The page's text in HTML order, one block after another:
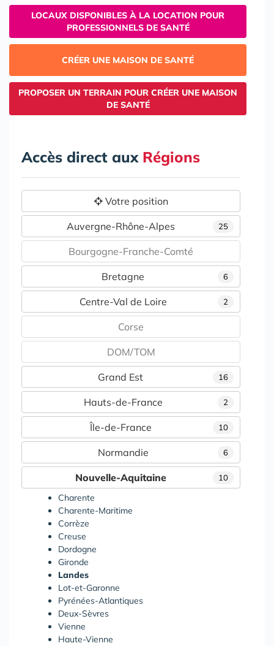
LOCAUX DISPONIBLES À LA LOCATION POUR
PROFESSIONNELS DE SANTÉ
CRÉER UNE MAISON DE SANTÉ
PROPOSER UN TERRAIN POUR CRÉER UNE MAISON
DE SANTÉ
Accès direct aux Régions
Votre position
25
Auvergne-Rhône-Alpes
Bourgogne-Franche-Comté
6
Bretagne
2
Centre-Val de Loire
Corse
DOM/TOM
16
Grand Est
2
Hauts-de-France
10
Île-de-France
6
Normandie
10
Nouvelle-Aquitaine
Charente
Charente-Maritime
Corrèze
Creuse
Dordogne
Gironde
Landes
Lot-et-Garonne
Pyrénées-Atlantiques
Deux-Sèvres
Vienne
Haute-Vienne